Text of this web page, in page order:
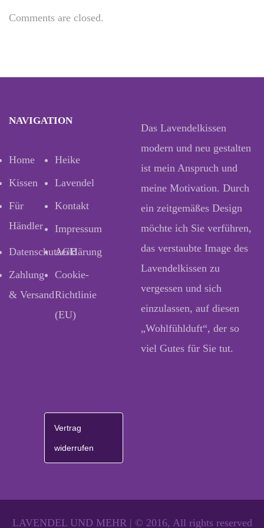
Comments are closed.
NAVIGATION
Home
Heike
Kissen
Lavendel
Für
Händler
Kontakt
Impressum
Datenschutzerklärung
AGB
Zahlung
& Versand
Cookie-
Richtlinie
(EU)
Das Lavendelkissen
modern und neu gestalten
ist mein Anspruch und
meine Motivation. Durch
ein zeitgemäßes Design
möchte ich Sie verführen,
das verstaubte Image des
Lavendelkissen zu
vergessen und sich
einzulassen, auf diesen
„Wohlfühlduft“, der so
viel Gutes für Sie tut.
Vertrag
widerrufen
LAVENDEL UND MEHR | © 2016, All rights reserved